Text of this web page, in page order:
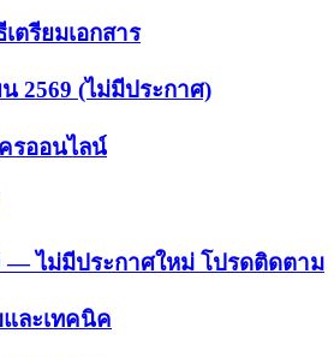
ตรียมเอกสาร
2569 (ไม่มีประกาศ)
รออนไลน์
— ไม่มีประกาศใหม่ โปรดติดตาม
ละเทคนิค